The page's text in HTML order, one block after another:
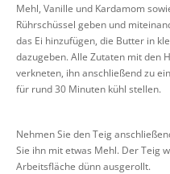
Mehl, Vanille und Kardamom
Rührschüssel geben und
das Ei hinzufügen, die Butter in
dazugeben. Alle Zutaten mit den
verkneten, ihn anschließend zu
für rund 30 Minuten kühl stellen.
Nehmen Sie den Teig
Sie ihn mit etwas Mehl. Der Teig
Arbeitsfläche dünn ausgerollt.